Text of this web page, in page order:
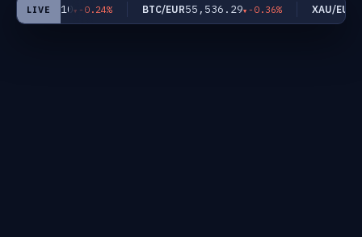
LIVE
182.10 -0.24% BTC/EUR55,536.29 -0.36% XAU/EUR